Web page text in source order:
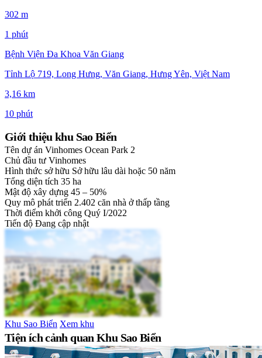
302 m
1 phút
Bệnh Viện Đa Khoa Văn Giang
Tỉnh Lộ 719, Long Hưng, Văn Giang, Hưng Yên, Việt Nam
3,16 km
10 phút
Giới thiệu khu Sao Biển
Tên dự án Vinhomes Ocean Park 2
Chủ đầu tư Vinhomes
Hình thức sở hữu Sở hữu lâu dài hoặc 50 năm
Tổng diện tích 35 ha
Mật độ xây dựng 45 – 50%
Quy mô phát triển 2.402 căn nhà ở thấp tầng
Thời điểm khởi công Quý I/2022
Tiến độ Đang cập nhật
Khu Sao Biển Xem khu
Tiện ích cảnh quan Khu Sao Biển